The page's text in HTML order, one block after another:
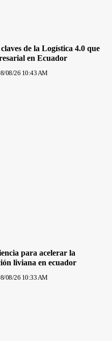
de la Logística 4.0 que
en Ecuador
08/26 10:43 AM
para acelerar la
liviana en ecuador
08/26 10:33 AM